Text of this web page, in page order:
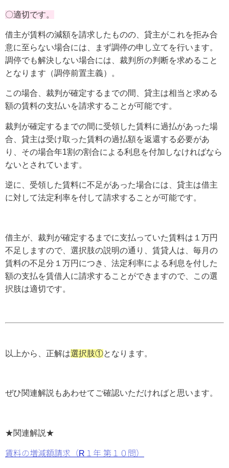
〇適切です。
借主が賃料の減額を請求したものの、貸主がこれを拒み合
意に至らない場合には、まず調停の申し立てを行います。
調停でも解決しない場合には、裁判所の判断を求めること
となります（調停前置主義）。
この場合、裁判が確定するまでの間、貸主は相当と求める
額の賃料の支払いを請求することが可能です。
裁判が確定するまでの間に受領した賃料に過払があった場
合、貸主は受け取った賃料の過払額を返還する必要があ
り、その場合年1割の割合による利息を付加しなければなら
ないとされています。
逆に、受領した賃料に不足があった場合には、貸主は借主
に対して法定利率を付して請求することが可能です。
借主が、裁判が確定するまでに支払っていた賃料は１万円
不足しますので、選択肢の説明の通り、賃貸人は、毎月の
賃料の不足分１万円につき、法定利率による利息を付した
額の支払を賃借人に請求することができますので、この選
択肢は適切です。
以上から、正解は選択肢①となります。
ぜひ関連解説もあわせてご確認いただければと思います。
★関連解説★
賃料の増減額請求（R１年 第１０問）